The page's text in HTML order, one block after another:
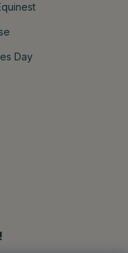
Day